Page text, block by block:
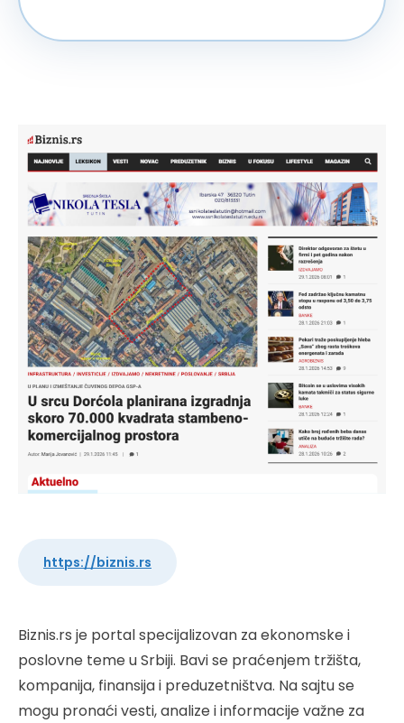
https://biznis.rs
Biznis.rs je portal specijalizovan za ekonomske i
poslovne teme u Srbiji. Bavi se praćenjem tržišta,
kompanija, finansija i preduzetništva. Na sajtu se
mogu pronaći vesti, analize i informacije važne za